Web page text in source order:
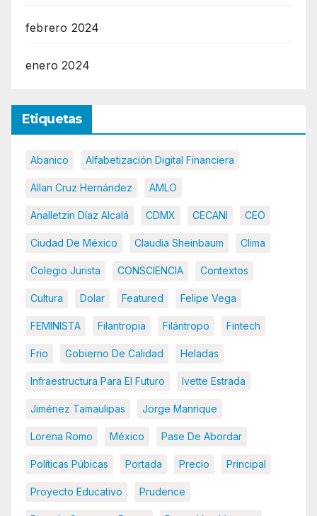
febrero 2024
enero 2024
Etiquetas
Abanico Alfabetización Digital Financiera
Allan Cruz Hernández AMLO
Analletzin Díaz Alcalá CDMX CECANI CEO
Ciudad De México Claudia Sheinbaum Clima
Colegio Jurista CONSCIENCIA Contextos
Cultura Dolar Featured Felipe Vega
FEMINISTA Filantropia Filántropo Fintech
Frio Gobierno De Calidad Heladas
Infraestructura Para El Futuro Ivette Estrada
Jiménez Tamaulipas Jorge Manrique
Lorena Romo México Pase De Abordar
Políticas Púbicas Portada Precio Principal
Proyecto Educativo Prudence